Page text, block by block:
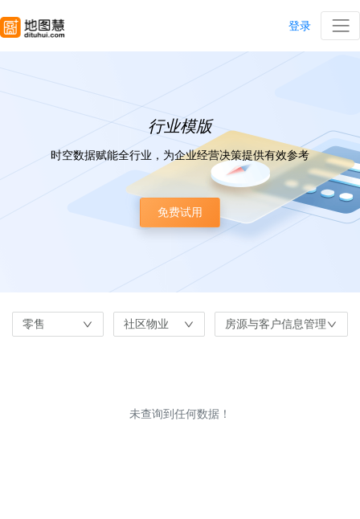
登录
行业模版
时空数据赋能全行业，为企业经营决策提供有效参考
免费试用
零售 社区物业 房源与客户信息管理
未查询到任何数据！